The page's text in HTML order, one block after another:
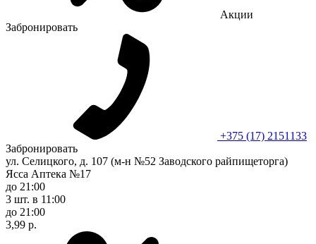
Акции
Забронировать
+375 (17) 2151133
Забронировать
ул. Селицкого, д. 107 (м-н №52 Заводского райпищеторга)
Ясса Аптека №17
до 21:00
3 шт. в 11:00
до 21:00
3,99 р.